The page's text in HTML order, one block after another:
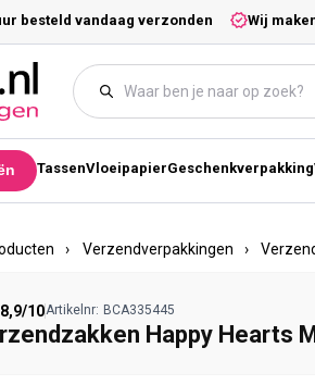
besteld vandaag verzonden Wij
TassenVloeipapierGeschenkverpakking
› Verzendverpakkingen ›
8,9/10Artikelnr: BCA335445
Happy Hearts